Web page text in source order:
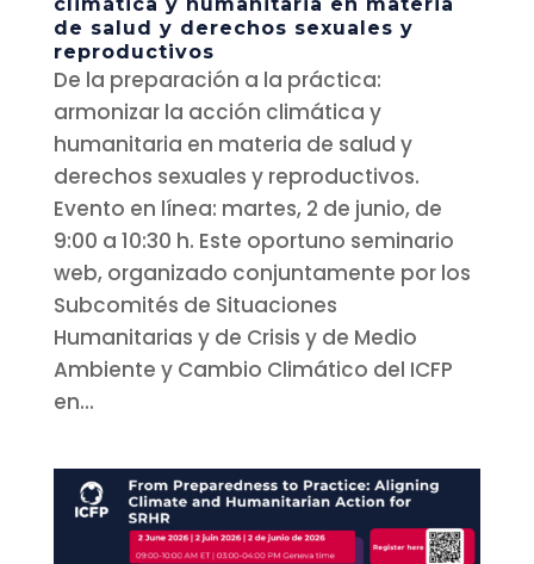
de salud y derechos sexuales y
reproductivos
De la preparación a la práctica:
armonizar la acción climática y
humanitaria en materia de salud y
derechos sexuales y reproductivos.
Evento en línea: martes, 2 de junio, de
9:00 a 10:30 h. Este oportuno seminario
web, organizado conjuntamente por los
Subcomités de Situaciones
Humanitarias y de Crisis y de Medio
Ambiente y Cambio Climático del ICFP
en...